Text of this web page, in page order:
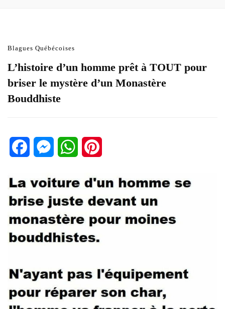
Blagues Québécoises
L’histoire d’un homme prêt à TOUT pour
briser le mystère d’un Monastère
Bouddhiste
FacebookMessengerWhatsApp